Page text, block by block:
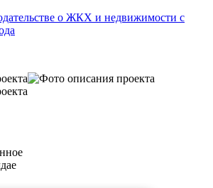
о ЖКХ и недвижимости с